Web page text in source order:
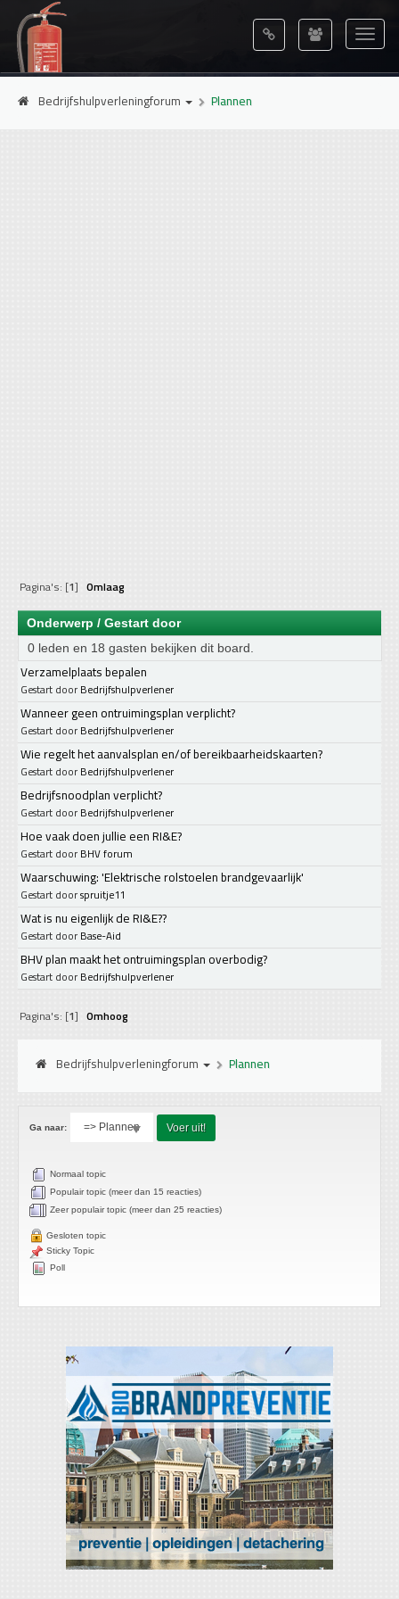
Bedrijfshulpverleningforum Plannen
Pagina's: [1]Omlaag
Onderwerp / Gestart door
0 leden en 18 gasten bekijken dit board.
Verzamelplaats bepalen
Gestart door Bedrijfshulpverlener
Wanneer geen ontruimingsplan verplicht?
Gestart door Bedrijfshulpverlener
Wie regelt het aanvalsplan en/of bereikbaarheidskaarten?
Gestart door Bedrijfshulpverlener
Bedrijfsnoodplan verplicht?
Gestart door Bedrijfshulpverlener
Hoe vaak doen jullie een RI&E?
Gestart door BHV forum
Waarschuwing: 'Elektrische rolstoelen brandgevaarlijk'
Gestart doorspruitje11
Wat is nu eigenlijk de RI&E??
Gestart door Base-Aid
BHV plan maakt het ontruimingsplan overbodig?
Gestart door Bedrijfshulpverlener
Pagina's: [1]Omhoog
Bedrijfshulpverleningforum Plannen
Ga naar:
Normaal topic
Populair topic (meer dan 15 reacties)
Zeer populair topic (meer dan 25 reacties)
Gesloten topic
Sticky Topic
Poll